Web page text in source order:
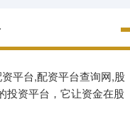
平台,配资平台查询网,股
投资平台，它让资金在股